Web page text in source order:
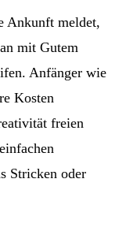
Ankunft meldet,
mit Gutem
Anfänger wie
Kosten
freien
Stricken oder